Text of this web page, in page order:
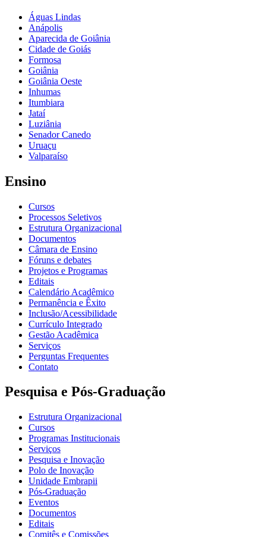
Águas Lindas
Anápolis
Aparecida de Goiânia
Cidade de Goiás
Formosa
Goiânia
Goiânia Oeste
Inhumas
Itumbiara
Jataí
Luziânia
Senador Canedo
Uruaçu
Valparaíso
Ensino
Cursos
Processos Seletivos
Estrutura Organizacional
Documentos
Câmara de Ensino
Fóruns e debates
Projetos e Programas
Editais
Calendário Acadêmico
Permanência e Êxito
Inclusão/Acessibilidade
Currículo Integrado
Gestão Acadêmica
Serviços
Perguntas Frequentes
Contato
Pesquisa e Pós-Graduação
Estrutura Organizacional
Cursos
Programas Institucionais
Serviços
Pesquisa e Inovação
Polo de Inovação
Unidade Embrapii
Pós-Graduação
Eventos
Documentos
Editais
Comitês e Comissões